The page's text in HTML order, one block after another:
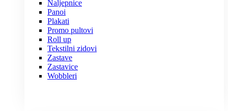
Naljepnice
Panoi
Plakati
Promo pultovi
Roll up
Tekstilni zidovi
Zastave
Zastavice
Wobbleri